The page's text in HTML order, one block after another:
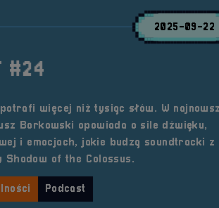
2025-09-22
#24
więcej niż tysiąc słów. W
Borkowski opowiada o sile dźwięku,
i emocjach, jakie budzą soundtracki z
of the Colossus.
Podcast